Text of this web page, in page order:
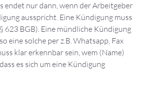
endet nur dann, wenn der Arbeitgeber
ausspricht. Eine Kündigung muss
623 BGB). Eine mündliche Kündigung
eine solche per z.B. Whatsapp, Fax
klar erkennbar sein, wem (Name)
es sich um eine Kündigung